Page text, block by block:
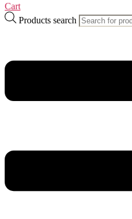
Cart
Products search